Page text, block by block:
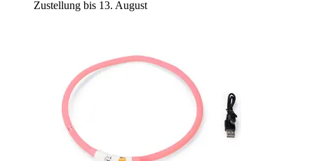
Zustellung bis 13. August